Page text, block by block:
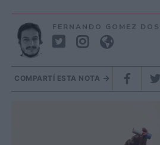
FERNANDO GOMEZ
COMPARTÍ ESTA NOTA